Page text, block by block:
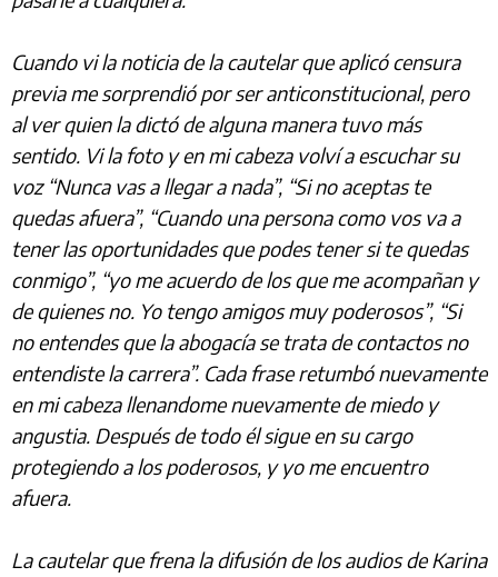
Cuando vi la noticia de la cautelar que aplicó censura
previa me sorprendió por ser anticonstitucional, pero
al ver quien la dictó de alguna manera tuvo más
sentido. Vi la foto y en mi cabeza volví a escuchar su
voz “Nunca vas a llegar a nada”, “Si no aceptas te
quedas afuera”, “Cuando una persona como vos va a
tener las oportunidades que podes tener si te quedas
conmigo”, “yo me acuerdo de los que me acompañan y
de quienes no. Yo tengo amigos muy poderosos”, “Si
no entendes que la abogacía se trata de contactos no
entendiste la carrera”. Cada frase retumbó nuevamente
en mi cabeza llenandome nuevamente de miedo y
angustia. Después de todo él sigue en su cargo
protegiendo a los poderosos, y yo me encuentro
afuera.
La cautelar que frena la difusión de los audios de Karina